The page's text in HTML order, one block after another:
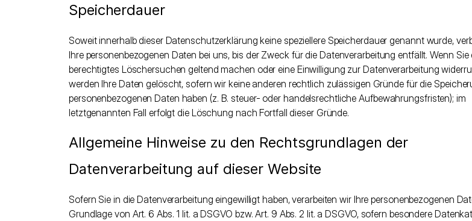
Speicherdauer
Soweit innerhalb dieser Datenschutzerklärung keine speziellere Speicherdauer genannt wurde,
Ihre personenbezogenen Daten bei uns, bis der Zweck für die Datenverarbeitung entfällt. Wenn Sie
berechtigtes Löschersuchen geltend machen oder eine Einwilligung zur Datenverarbeitung
werden Ihre Daten gelöscht, sofern wir keine anderen rechtlich zulässigen Gründe für die
personenbezogenen Daten haben (z. B. steuer- oder handelsrechtliche Aufbewahrungsfristen); im
letztgenannten Fall erfolgt die Löschung nach Fortfall dieser Gründe.
Allgemeine Hinweise zu den Rechtsgrundlagen der
Datenverarbeitung auf dieser Website
Sofern Sie in die Datenverarbeitung eingewilligt haben, verarbeiten wir Ihre personenbezogenen
Grundlage von Art. 6 Abs. 1 lit. a DSGVO bzw. Art. 9 Abs. 2 lit. a DSGVO, sofern besondere